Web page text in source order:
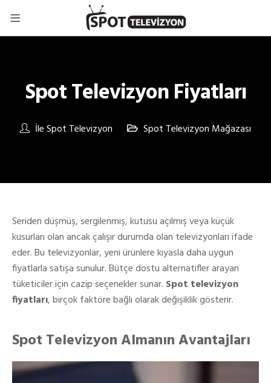
Spot Televizyon Fiyatları
İleSpot Televizyon Spot Televizyon Mağazası
Seriden düşmüş, sergilenmiş, kutusu açılmış veya küçük
kusurları olan ancak çalışır durumda olan televizyonları ifade
eder. Bu televizyonlar, yeni ürünlere kıyasla daha uygun
fiyatlarla satışa sunulur. Bütçe dostu alternatifler arayan
tüketiciler için cazip seçenekler sunar. Spot televizyon
fiyatları, birçok faktöre bağlı olarak değişiklik gösterir.
Spot Televizyon Almanın Avantajları